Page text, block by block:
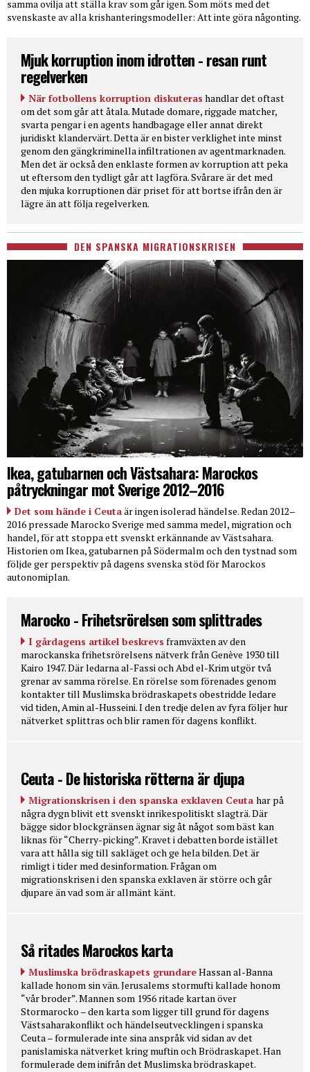
samma ovilja att ställa krav som går igen. Som möts med det
svenskaste av alla krishanteringsmodeller: Att inte göra någonting.
Mjuk korruption inom idrotten - resan runt
regelverken
När fotbollens korruption diskuteras handlar det oftast
om det som går att åtala. Mutade domare, riggade matcher,
svarta pengar i en agents handbagage eller annat direkt
juridiskt klandervärt. Detta är en bister verklighet inte minst
genom den gängkriminella infiltrationen av agentmarknaden.
Men det är också den enklaste formen av korruption att peka
ut eftersom den tydligt går att lagföra. Svårare är det med
den mjuka korruptionen där priset för att bortse ifrån den är
lägre än att följa regelverken.
DEN SPANSKA MIGRATIONSKRISEN
Ikea, gatubarnen och Västsahara: Marockos
påtryckningar mot Sverige 2012–2016
Det som hände i Ceutaär ingen isolerad händelse. Redan 2012–
2016 pressade Marocko Sverige med samma medel, migration och
handel, för att stoppa ett svenskt erkännande av Västsahara.
Historien om Ikea, gatubarnen på Södermalm och den tystnad som
följde ger perspektiv på dagens svenska stöd för Marockos
autonomiplan.
Marocko - Frihetsrörelsen som splittrades
I gårdagens artikel beskrevs framväxten av den
marockanska frihetsrörelsens nätverk från Genève 1930 till
Kairo 1947. Där ledarna al-Fassi och Abd el-Krim utgör två
grenar av samma rörelse. En rörelse som förenades genom
kontakter till Muslimska brödraskapets obestridde ledare
vid tiden, Amin al-Husseini. I den tredje delen av fyra följer hur
nätverket splittras och blir ramen för dagens konflikt.
Ceuta - De historiska rötterna är djupa
Migrationskrisen i den spanska exklaven Ceuta har på
några dygn blivit ett svenskt inrikespolitiskt slagträ. Där
bägge sidor blockgränsen ägnar sig åt något som bäst kan
liknas för “Cherry-picking”. Kravet i debatten borde istället
vara att hålla sig till sakläget och ge hela bilden. Det är
rimligt i tider med desinformation. Frågan om
migrationskrisen i den spanska exklaven är större och går
djupare än vad som är allmänt känt.
Så ritades Marockos karta
Muslimska brödraskapets grundareHassan al-Banna
kallade honom sin vän. Jerusalems stormufti kallade honom
“vår broder”. Mannen som 1956 ritade kartan över
Stormarocko – den karta som ligger till grund för dagens
Västsaharakonflikt och händelseutvecklingen i spanska
Ceuta – formulerade inte sina anspråk vid sidan av det
panislamiska nätverket kring muftin och Brödraskapet. Han
formulerade dem inifrån det Muslimska brödraskapet.